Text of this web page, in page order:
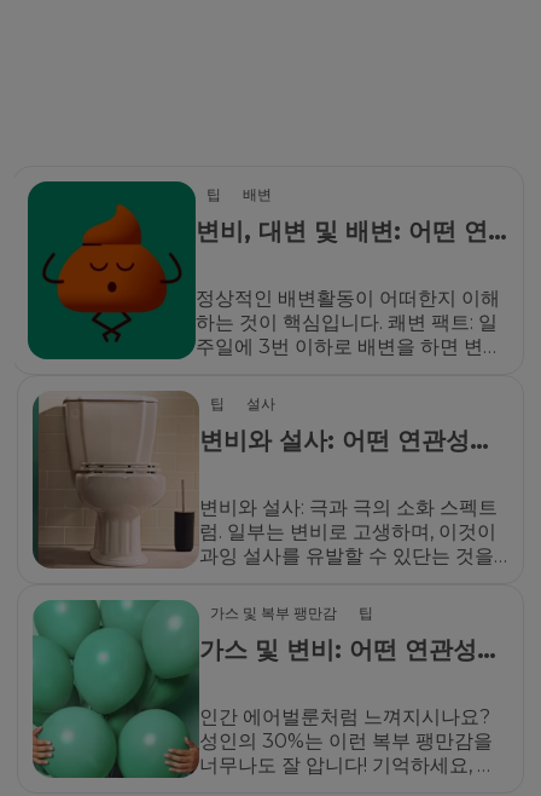
팁 배변
변비, 대변 및 배변: 어떤 연
정상적인 배변활동이 어떠한지 이해
하는 것이 핵심입니다. 쾌변 팩트: 일
주일에 3번 이하로 배변을 하면 변비
팁 설사
변비와 설사: 어떤 연관성이
변비와 설사: 극과 극의 소화 스펙트
럼. 일부는 변비로 고생하며, 이것이
과잉 설사를 유발할 수 있단는 것을
가스 및 복부 팽만감 팁
가스 및 변비: 어떤 연관성이
있을까요?
인간 에어벌룬처럼 느껴지시나요?
성인의 30%는 이런 복부 팽만감을
너무나도 잘 압니다! 기억하세요, 당